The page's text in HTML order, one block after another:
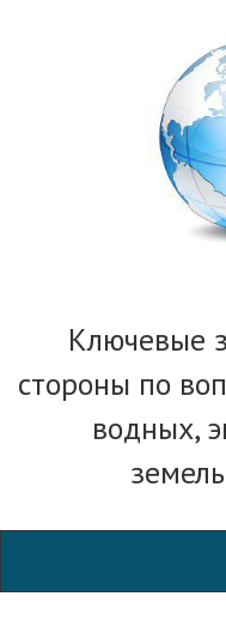
Ключевые
стороны по
водных,